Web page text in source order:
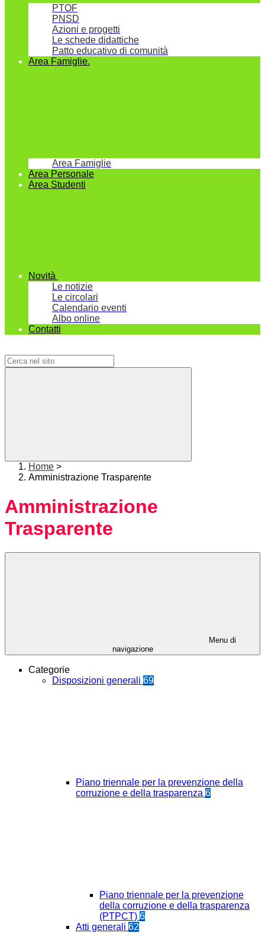
PTOF
PNSD
Azioni e progetti
Le schede didattiche
Patto educativo di comunità
Area Famiglie.
Area Famiglie
Area Personale
Area Studenti
Novità
Le notizie
Le circolari
Calendario eventi
Albo online
Contatti
Home >
Amministrazione Trasparente
Amministrazione
Trasparente
Menu di
navigazione
Categorie
Disposizioni generali 69
Piano triennale per la prevenzione della
corruzione e della trasparenza 6
Piano triennale per la prevenzione
della corruzione e della trasparenza
(PTPCT) 6
Atti generali 62